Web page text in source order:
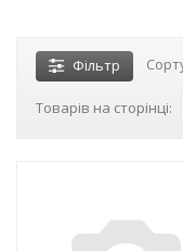
Фільтр
Товарів на сторінці: